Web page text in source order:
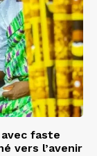
avec faste
vers l’avenir